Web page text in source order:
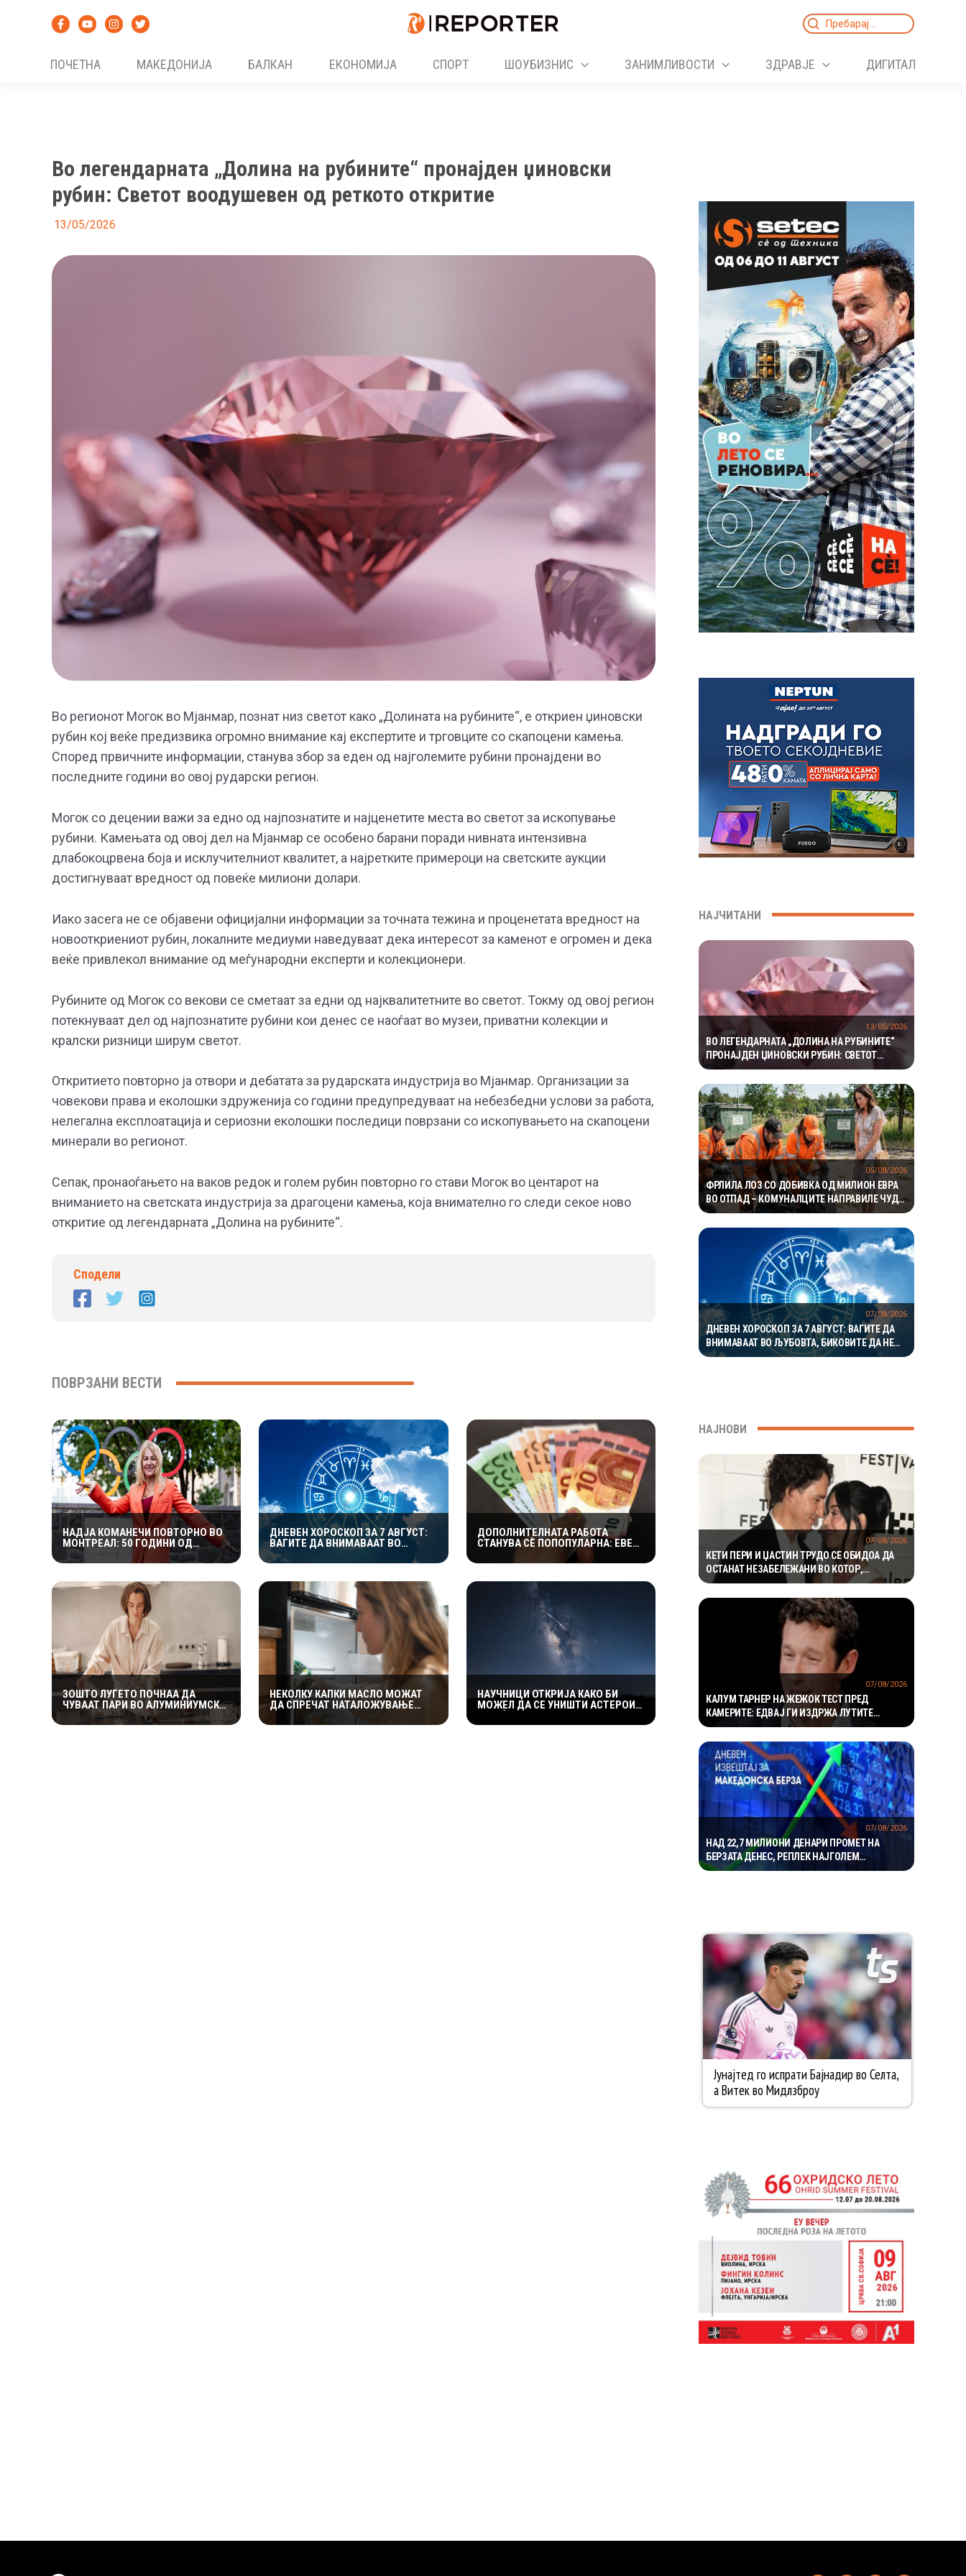
Search
ПОЧЕТНА
МАКЕДОНИЈА БАЛКАН ЕКОНОМИЈА СПОРТ ШОУБИЗНИС ЗАНИМЛИВОСТИ ЗДРАВЈЕ ДИГИТАЛ
Во легендарната „Долина на рубините“ пронајден џиновски
рубин: Светот воодушевен од реткото откритие
13/05/2026
Во регионот Могок во Мјанмар, познат низ светот како „Долината на рубините“, е откриен џиновски
рубин кој веќе предизвика огромно внимание кај експертите и трговците со скапоцени камења.
Според првичните информации, станува збор за еден од најголемите рубини пронајдени во
последните години во овој рударски регион.
Могок со децении важи за едно од најпознатите и најценетите места во светот за ископување
рубини. Камењата од овој дел на Мјанмар се особено барани поради нивната интензивна
длабокоцрвена боја и исклучителниот квалитет, а најретките примероци на светските аукции
достигнуваат вредност од повеќе милиони долари.
Иако засега не се објавени официјални информации за точната тежина и проценетата вредност на
новооткриениот рубин, локалните медиуми наведуваат дека интересот за каменот е огромен и дека
веќе привлекол внимание од меѓународни експерти и колекционери.
Рубините од Могок со векови се сметаат за едни од најквалитетните во светот. Токму од овој регион
потекнуваат дел од најпознатите рубини кои денес се наоѓаат во музеи, приватни колекции и
кралски ризници ширум светот.
Откритието повторно ја отвори и дебатата за рударската индустрија во Мјанмар. Организации за
човекови права и еколошки здруженија со години предупредуваат на небезбедни услови за работа,
нелегална експлоатација и сериозни еколошки последици поврзани со ископувањето на скапоцени
минерали во регионот.
Сепак, пронаоѓањето на ваков редок и голем рубин повторно го стави Могок во центарот на
вниманието на светската индустрија за драгоцени камења, која внимателно го следи секое ново
откритие од легендарната „Долина на рубините“.
Сподели
ПОВРЗАНИ ВЕСТИ
НАДЈА КОМАНЕЧИ ПОВТОРНО ВО
МОНТРЕАЛ: 50 ГОДИНИ ОД
ЛЕГЕНДАРНАТА „СОВРШЕНА
ДЕСЕТКА“
ДНЕВЕН ХОРОСКОП ЗА 7 АВГУСТ:
ВАГИТЕ ДА ВНИМАВААТ ВО
ЉУБОВТА, БИКОВИТЕ ДА НЕ
РИЗИКУВААТ НА РАБОТА
ДОПОЛНИТЕЛНАТА РАБОТА
СТАНУВА СÈ ПОПОПУЛАРНА: ЕВЕ
КОИ ИДЕИ МОЖАТ ДА ДОНЕСАТ
ДОБРА ЗАРАБОТКА
ЗОШТО ЛУЃЕТО ПОЧНАА ДА
ЧУВААТ ПАРИ ВО АЛУМИНИУМСКА
ФОЛИЈА? ЕКСПЕРТИТЕ
ОТКРИВААТ ДАЛИ ТРИКОТ
НЕКОЛКУ КАПКИ МАСЛО МОЖАТ
ДА СПРЕЧАТ НАТАЛОЖУВАЊЕ
МРАЗ ВО ЗАМРЗНУВАЧОТ – ЕВЕ
КАКО ФУНКЦИОНИРА
НАУЧНИЦИ ОТКРИЈА КАКО БИ
МОЖЕЛ ДА СЕ УНИШТИ АСТЕРОИД
НАЈЧИТАНИ
ВО ЛЕГЕНДАРНАТА „ДОЛИНА НА РУБИНИТЕ“
ПРОНАЈДЕН ЏИНОВСКИ РУБИН: СВЕТОТ
ВООДУШЕВЕН ОД РЕТКОТО ОТКРИТИЕ
13/05/2026
ФРЛИЛА ЛОЗ СО ДОБИВКА ОД МИЛИОН ЕВРА
ВО ОТПАД – КОМУНАЛЦИТЕ НАПРАВИЛЕ ЧУДО
ЗА ДА ГО ПРОНАЈДАТ
05/08/2026
ДНЕВЕН ХОРОСКОП ЗА 7 АВГУСТ: ВАГИТЕ ДА
ВНИМАВААТ ВО ЉУБОВТА, БИКОВИТЕ ДА НЕ
РИЗИКУВААТ НА РАБОТА
07/08/2026
НАЈНОВИ
КЕТИ ПЕРИ И ЏАСТИН ТРУДО СЕ ОБИДОА ДА
ОСТАНАТ НЕЗАБЕЛЕЖАНИ ВО КОТОР,
МЕШТАНИТЕ СО ДУХОВИТИ РЕАКЦИИ: „НИКОЈ
НЕ БИ ГИ ПРЕПОЗНАЛ“
07/08/2026
КАЛУМ ТАРНЕР НА ЖЕЖОК ТЕСТ ПРЕД
КАМЕРИТЕ: ЕДВАЈ ГИ ИЗДРЖА ЛУТИТЕ
КРИЛЦА – „УСТАТА МИ ГОРИ“
07/08/2026
НАД 22,7 МИЛИОНИ ДЕНАРИ ПРОМЕТ НА
БЕРЗАТА ДЕНЕС, РЕПЛЕК НАЈГОЛЕМ
ДОБИТНИК
07/08/2026